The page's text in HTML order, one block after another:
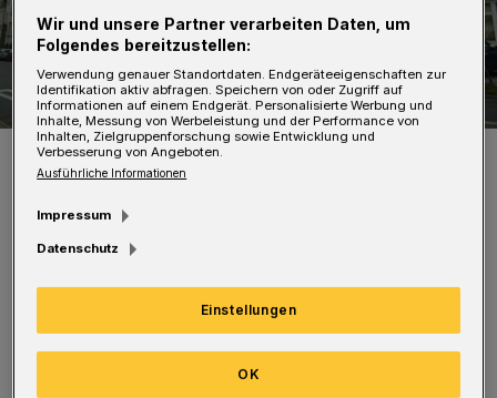
Das Gymnasium Bayreuther Straße.
Foto: Wuppertaler Rundschau/Simone Bahrmann
Viele der Schulen bieten zudem
Beratungstermine an – sie informieren
darüber auf ihrer jeweiligen. Alle
Wir und unsere Partner verarbeiten Daten, um
Folgendes bereitzustellen:
Verwendung genauer Standortdaten. Endgeräteeigenschaften zur
Identifikation aktiv abfragen. Speichern von oder Zugriff auf
Informationen auf einem Endgerät. Personalisierte Werbung und
Inhalte, Messung von Werbeleistung und der Performance von
Inhalten, Zielgruppenforschung sowie Entwicklung und
Verbesserung von Angeboten.
Ausführliche Informationen
Impressum
Datenschutz
Einstellungen
OK